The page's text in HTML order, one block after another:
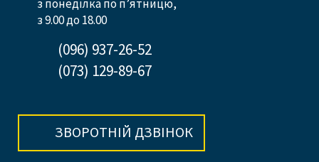
з понеділка по п’ятницю,
з 9.00 до 18.00
(096) 937-26-52
(073) 129-89-67
ЗВОРОТНІЙ ДЗВІНОК